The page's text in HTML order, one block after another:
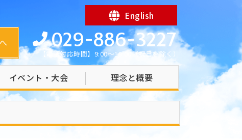
029-886-3227
【電話対応時間】9:00～19:00（祝日を除く）
English
イベント・大会 理念と概要